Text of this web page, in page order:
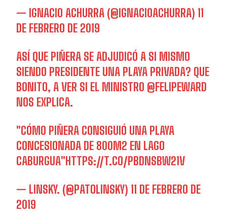
— IGNACIO ACHURRA (@IGNACIOACHURRA)11
DE FEBRERO DE 2019
ASÍ QUE PIÑERA SE ADJUDICÓ A SI MISMO
SIENDO PRESIDENTE UNA PLAYA PRIVADA? QUE
BONITO, A VER SI EL MINISTRO @FELIPEWARD
NOS EXPLICA.
"CÓMO PIÑERA CONSIGUIÓ UNA PLAYA
CONCESIONADA DE 800M2 EN LAGO
CABURGUA"HTTPS://T.CO/PBDNSBW21V
— LINSKY. (@PATOLINSKY)11 DE FEBRERO DE
2019